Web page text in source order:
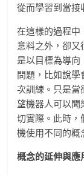
從而學習到當接
在這樣的過程中
意料之外，卻又
是以目標為導向
問題，比如說
次訓練。只是當
望機器人可以聞
切實際。此時，
機使用不同的概
概念的延伸與應